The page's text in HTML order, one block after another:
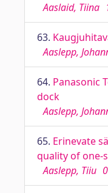
Aaslaid, Tiina
63.
Aaslepp,
64. Panasonic
dock
Aaslepp,
65. Erinevate
quality of one-
Aaslepp, Tiiu